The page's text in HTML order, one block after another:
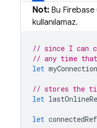
Not: Bu
kullanılamaz.
// since I can
// any time
let
// stores the
let
let connectedRef